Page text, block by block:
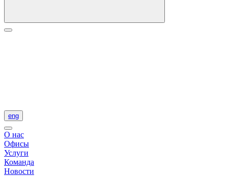
eng
О нас
Офисы
Услуги
Команда
Новости